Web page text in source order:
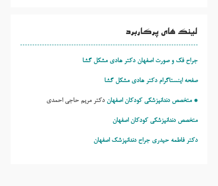
لینک های پرکاربرد
جراح فک و صورت اصفهان دکتر هادی مشکل گشا
صفحه اینستاگرام دکتر هادی مشکل گشا
* متخصص دندانپزشکی کودکان اصفهان دکتر مریم حاجی احمدی
متخصص دندانپزشکی کودکان اصفهان
دکتر فاطمه حیدری جراح دندانپزشک اصفهان